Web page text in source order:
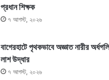
প্রধান শিক্ষক
৭ আগস্ট, ২০২৬
বাগেরহাটে পৃথকভাবে অজ্ঞাত নারীর
লাশ উদ্ধার
৭ আগস্ট, ২০২৬